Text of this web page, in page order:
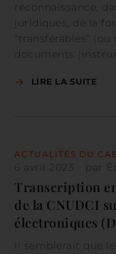
reconnaissance,
juridiques, de la
“transférables”
documents
LIRE LA SUITE
ACTUALITÉS DU
6 avril 2023 par
Transcription
de la CNUDCI
électroniques
Il semblerait que